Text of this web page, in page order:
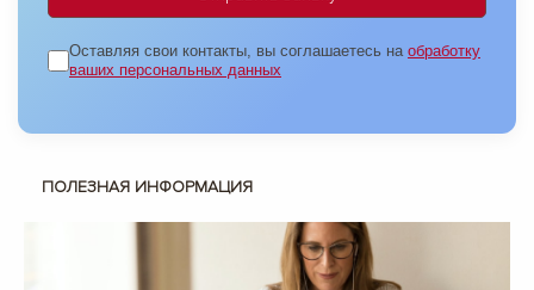
Оставляя свои контакты, вы соглашаетесь на обработку
ваших персональных данных
ПОЛЕЗНАЯ ИНФОРМАЦИЯ